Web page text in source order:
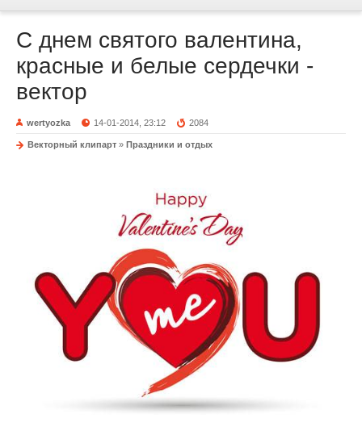
С днем святого валентина,
красные и белые сердечки -
вектор
wertyozka 14-01-2014, 23:12 2084
Векторный клипарт » Праздники и отдых